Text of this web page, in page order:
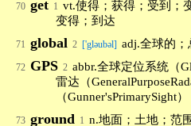
70 get 1 vt.使得；获得；受到；
变得；到达
71 global 2 ['gləubəl] adj.全球的
72 GPS 2 abbr.全球定位系统（
雷达（
（Gunner'sPrimarySight）
73 ground 1 n.地面；土地；范